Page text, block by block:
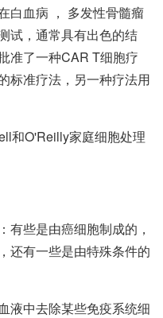
白血病 ， 多发性骨髓瘤
试，通常具有出色的结
准了一种CAR T细胞疗
标准疗法，另一种疗法用
和O'Reilly家庭细胞处理
有些是由癌细胞制成的，
还有一些是由特殊条件的
液中去除某些免疫系统细